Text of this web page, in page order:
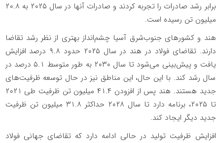
برابر رشد صادرات را تجربه کردند و صادرات آنها در سال ۲۰۲۵ به ۲۰.۸
میلیون تن رسیده است.
هند و کشورهای جنوب‌شرق آسیا چشم‌انداز بهتری از نظر رشد تقاضا
دارند. تقاضای فولاد در هند در سال ۲۰۲۵ حدود ۹.۸ درصد افزایش
یافت و پیش‌بینی می‌شود تا سال ۲۰۳۰ به طور متوسط ۵.۱ درصد در
سال رشد کند. با این حال، این مناطق نیز در حال توسعه ظرفیت‌های
جدید هستند. هند پس از افزودن ۴۱.۴ میلیون تن ظرفیت طی ۲۰۲۱
تا ۲۰۲۵، برنامه دارد تا سال ۲۰۲۸ حداکثر ۳۱.۸ میلیون تن ظرفیت
جدید دیگر ایجاد کند.
افزایش ظرفیت تولید در حالی ادامه دارد که تقاضای جهانی فولاد